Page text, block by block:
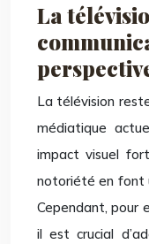
La
La télévision
médiatique
impact visuel
notoriété en font
Cependant, pour
il est crucial